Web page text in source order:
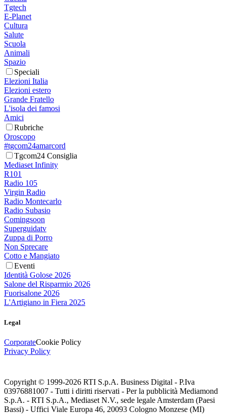
Tgtech
E-Planet
Cultura
Salute
Scuola
Animali
Spazio
Speciali
Elezioni Italia
Elezioni estero
Grande Fratello
L'isola dei famosi
Amici
Rubriche
Oroscopo
#tgcom24amarcord
Tgcom24 Consiglia
Mediaset Infinity
R101
Radio 105
Virgin Radio
Radio Montecarlo
Radio Subasio
Comingsoon
Superguidatv
Zuppa di Porro
Non Sprecare
Cotto e Mangiato
Eventi
Identità Golose 2026
Salone del Risparmio 2026
Fuorisalone 2026
L'Artigiano in Fiera 2025
Legal
CorporateCookie Policy
Privacy Policy
Copyright © 1999-2026 RTI S.p.A. Business Digital - P.Iva
03976881007 - Tutti i diritti riservati - Per la pubblicità Mediamond
S.p.A. - RTI S.p.A., Mediaset N.V., sede legale Amsterdam (Paesi
Bassi) - Uffici Viale Europa 46, 20093 Cologno Monzese (MI)